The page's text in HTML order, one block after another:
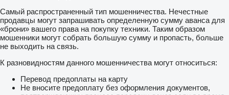
Самый распространенный тип мошенничества. Нечестные
продавцы могут запрашивать определенную сумму аванса для
«брони» вашего права на покупку техники. Таким образом
мошенники могут собрать большую сумму и пропасть, больше
не выходить на связь.
К разновидностям данного мошенничества могут относиться:
Перевод предоплаты на карту
Не вносите предоплату без оформления документов,